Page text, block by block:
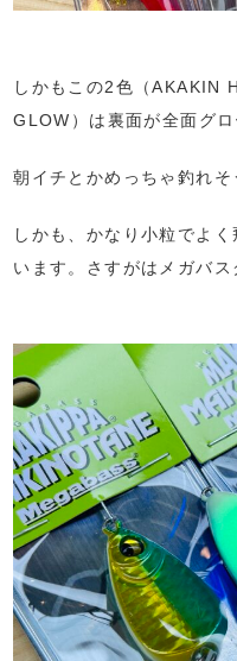
しかもこの2色（AKAKIN
GLOW）は裏面が全面グロ
朝イチとかめっちゃ釣れそ
しかも、かなり小粒でよ
います。さすがはメガバス